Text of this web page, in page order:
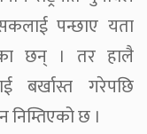
पन्छाए यता
छन् । तर हालै
बर्खास्त गरेपछि
छ ।